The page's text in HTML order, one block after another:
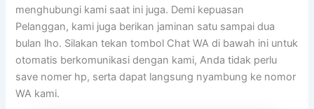
menghubungi kami saat ini juga. Demi kepuasan
Pelanggan, kami juga berikan jaminan satu sampai dua
bulan lho. Silakan tekan tombol Chat WA di bawah ini untuk
otomatis berkomunikasi dengan kami, Anda tidak perlu
save nomer hp, serta dapat langsung nyambung ke nomor
WA kami.